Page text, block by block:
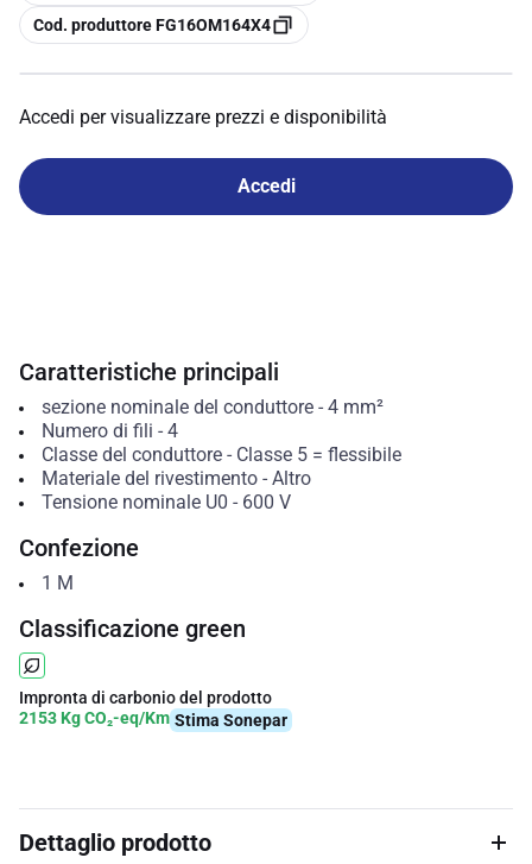
copia
Cod. produttore FG16OM164X4
Accedi per visualizzare prezzi e disponibilità
Accedi
Caratteristiche principali
sezione nominale del conduttore- 4 mm²
Numero di fili - 4
Classe del conduttore- Classe 5 = flessibile
Materiale del rivestimento- Altro
Tensione nominale U0 - 600 V
Confezione
1 M
Classificazione green
Impronta di carbonio del prodotto
2153 Kg CO₂-eq/Km Stima Sonepar
Dettaglio prodotto